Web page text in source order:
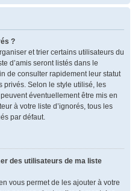
?
et trier certains utilisateurs du
d’amis seront listés dans le
de consulter rapidement leur statut
privés. Selon le style utilisé, les
éventuellement être mis en
à votre liste d’ignorés, tous les
par défaut.
des utilisateurs de ma liste
vous permet de les ajouter à votre